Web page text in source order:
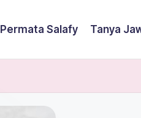
Permata Salafy Tanya